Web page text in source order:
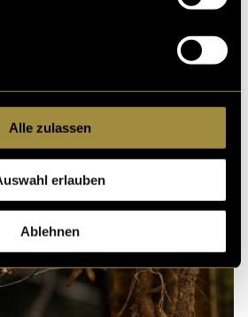
Alle zulassen
erlauben
Ablehnen